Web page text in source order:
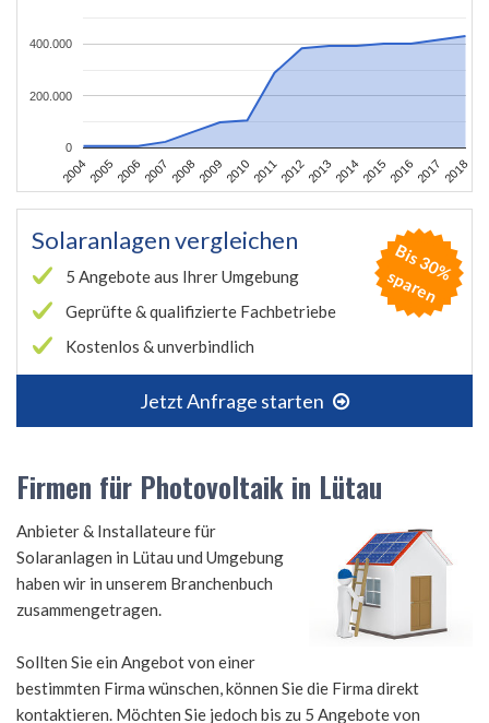
2004200520062007 2008200920102011201220132014201520162017 2018
0
200.000
400.000
Solaranlagen vergleichen
5 Angebote aus Ihrer Umgebung
Geprüfte & qualifizierte Fachbetriebe
Kostenlos & unverbindlich
Jetzt Anfrage starten
B
is
3
0
%
s
p
a
r
e
n
Firmen für Photovoltaik in Lütau
Anbieter & Installateure für
Solaranlagen in Lütau und Umgebung
haben wir in unserem Branchenbuch
zusammengetragen.
Sollten Sie ein Angebot von einer
bestimmten Firma wünschen, können Sie die Firma direkt
kontaktieren. Möchten Sie jedoch bis zu 5 Angebote von